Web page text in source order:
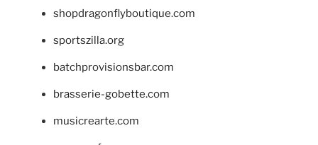
shopdragonflyboutique.com
sportszilla.org
batchprovisionsbar.com
brasserie-gobette.com
musicrearte.com